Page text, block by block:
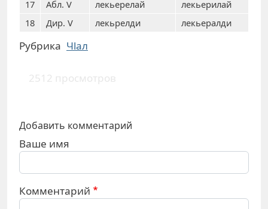
17 Абл. V лекьерелай
лекьерилай
18
Дир. V лекьрелди лекьералди
Рубрика Чlал
2512 просмотров
Добавить комментарий
Ваше имя
Комментарий